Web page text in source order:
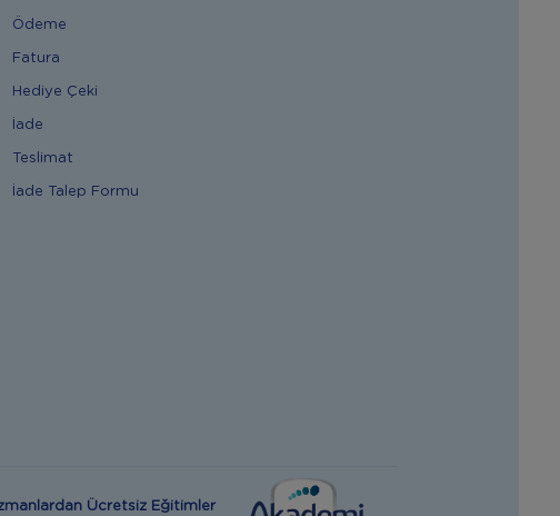
Ödeme
Fatura
Hediye Çeki
İade
Teslimat
İade Talep Formu
Ücretsiz Eğitimler